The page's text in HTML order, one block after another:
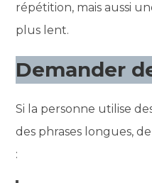
répétition, mais aussi
plus lent.
Demander
Si la personne utilise
des phrases longues,
: